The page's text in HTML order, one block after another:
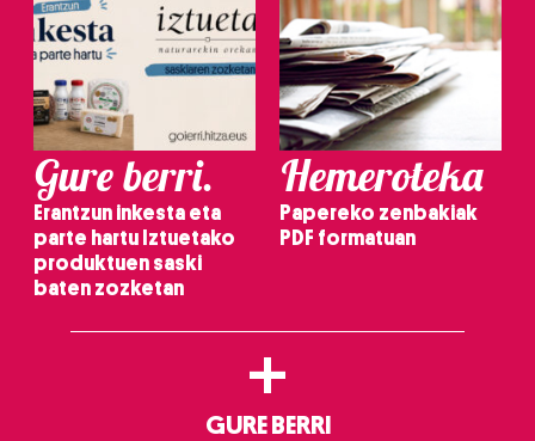
Gure berri.
Erantzun inkesta eta
parte hartu Iztuetako
produktuen saski
baten zozketan
Hemeroteka
Papereko zenbakiak
PDF formatuan
+
GURE BERRI